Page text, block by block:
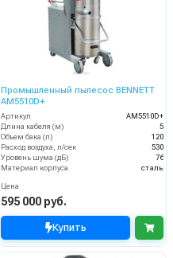
Промышленный пылесос BENNETT
AM5510D+
Артикул
AM5510D+
Длина кабеля (м)
5
Объем бака (л)
120
Расход воздуха, л/сек
530
Уровень шума (дБ)
76
Материал корпуса
сталь
Цена
595 000 руб.
Купить